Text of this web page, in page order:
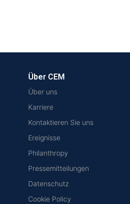
Über CEM
Über uns
Karriere
Kontaktieren Sie uns
Ereignisse
Philanthropy
Pressemitteilungen
Datenschutz
Cookie Policy